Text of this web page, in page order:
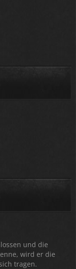
und die
wird er die
tragen.